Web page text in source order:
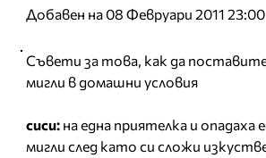
Добавен на 08 Февруари 2011 23:00
Съвети за това, как да
мигли в домашни условия
сиси: на една приятелка и
мигли след като си сложи